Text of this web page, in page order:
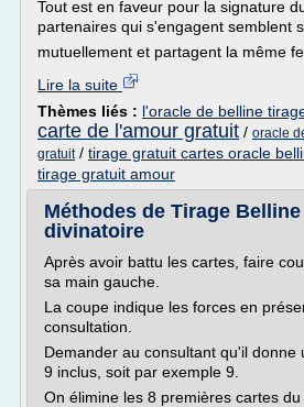
Tout est en faveur pour la signature
partenaires qui s'engagent semblent
mutuellement et partagent la même
Lire la suite
Thèmes liés : l'oracle de belline
carte de l'amour gratuit / oracle
gratuit/ tirage gratuit cartes oracle
tirage gratuit amour
Méthodes de Tirage
divinatoire
Après avoir battu les cartes, faire
sa main gauche.
La coupe indique les forces en
consultation.
Demander au consultant qu'il donne
9 inclus, soit par exemple 9.
On élimine les 8 premières cartes